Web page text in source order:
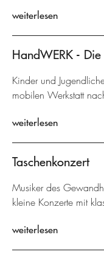
weiterlesen
HandWERK -
Kinder und
mobilen Werkstatt
weiterlesen
Taschenkonzert
Musiker des
kleine Konzerte mit
weiterlesen